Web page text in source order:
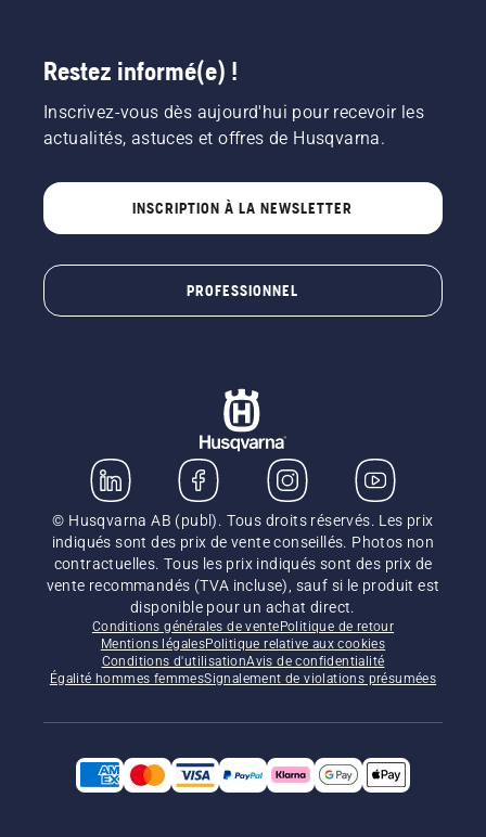
Restez informé(e) !
Inscrivez-vous dès aujourd'hui pour recevoir les
actualités, astuces et offres de Husqvarna.
INSCRIPTION À LA NEWSLETTER
PROFESSIONNEL
© Husqvarna AB (publ). Tous droits réservés. Les prix
indiqués sont des prix de vente conseillés. Photos non
contractuelles. Tous les prix indiqués sont des prix de
vente recommandés (TVA incluse), sauf si le produit est
disponible pour un achat direct.
Conditions générales de vente Politique de retour
Mentions légalesPolitique relative aux cookies
Conditions d'utilisationAvis de confidentialité
Égalité hommes femmesSignalement de violations présumées